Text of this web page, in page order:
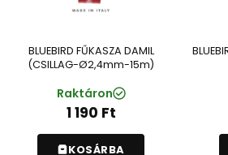
BLUEBIRD FŰKASZA DAMIL
(CSILLAG-Ø2,4mm-15m)
Raktáron
1 190 Ft
KOSÁRBA